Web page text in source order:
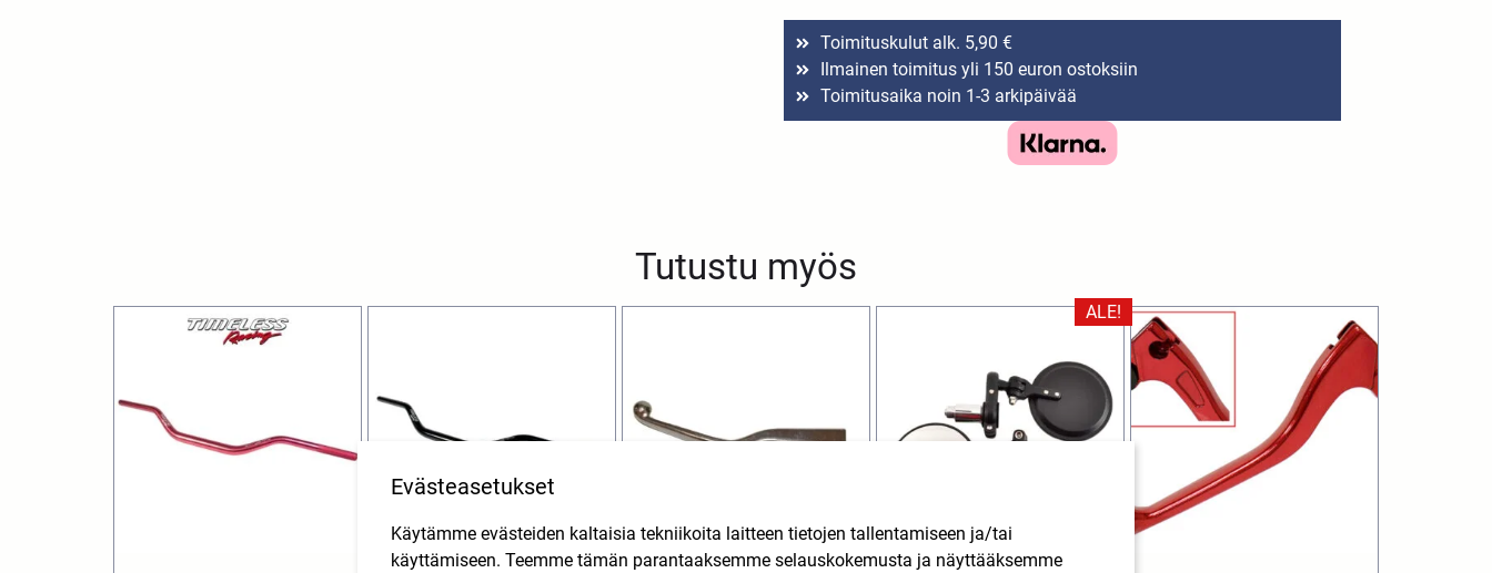
Toimituskulut alk. 5,90 €
Ilmainen toimitus yli 150 euron ostoksiin
Toimitusaika noin 1-3 arkipäivää
Tutustu myös
ALE!
Evästeasetukset
Käytämme evästeiden kaltaisia tekniikoita laitteen tietojen tallentamiseen ja/tai
käyttämiseen. Teemme tämän parantaaksemme selauskokemusta ja näyttääksemme